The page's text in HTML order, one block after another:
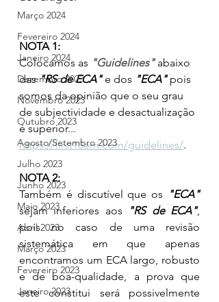
Março 2024
Fevereiro 2024
Janeiro 2024
Dezembro 2023
Novembro 2023
Outubro 2023
Agosto/Setembro 2023
Julho 2023
Junho 2023
Maio 2023
Abril 2023
Março 2023
Fevereiro 2023
Janeiro 2023
NOTA 1:
Colocamos as "Guidelines" abaixo
das "RS de ECA" e dos "ECA" pois
somos da opinião que o seu grau
de subjectividade e desactualização
é superior...
https://first10em.com/guidelines/.
NOTA 2:
Também é discutível que os
"ECA"
sejam inferiores aos
"RS de ECA",
pois no caso de uma revisão
sistemática em que apenas
encontramos um ECA largo, robusto
e de boa-qualidade, a prova que
este constitui será possivelmente